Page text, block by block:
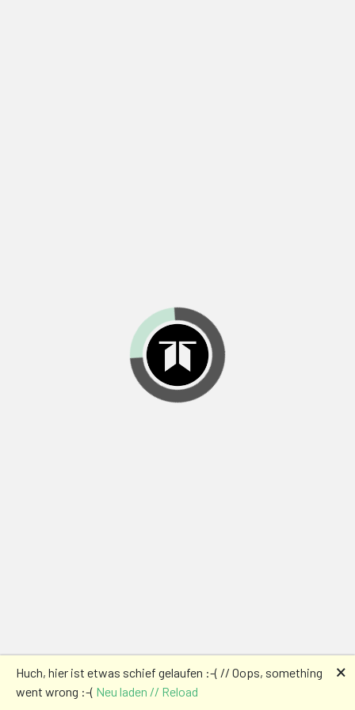
Huch, hier ist etwas schief gelaufen :-( // Oops, something
went wrong :-( Neu laden // Reload
🗙